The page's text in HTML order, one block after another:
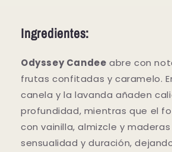
Ingredientes:
Odyssey Candee abre con
frutas confitadas y caramelo.
canela y la lavanda añaden
profundidad, mientras que el
con vainilla, almizcle y
sensualidad y duración,